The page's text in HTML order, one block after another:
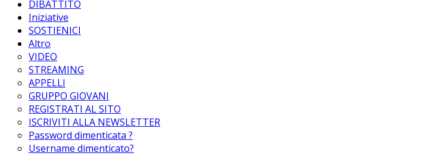
DIBATTITO
Iniziative
SOSTIENICI
Altro
VIDEO
STREAMING
APPELLI
GRUPPO GIOVANI
REGISTRATI AL SITO
ISCRIVITI ALLA NEWSLETTER
Password dimenticata ?
Username dimenticato?